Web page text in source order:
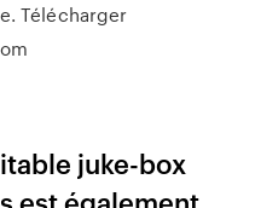
Télécharger
juke-box